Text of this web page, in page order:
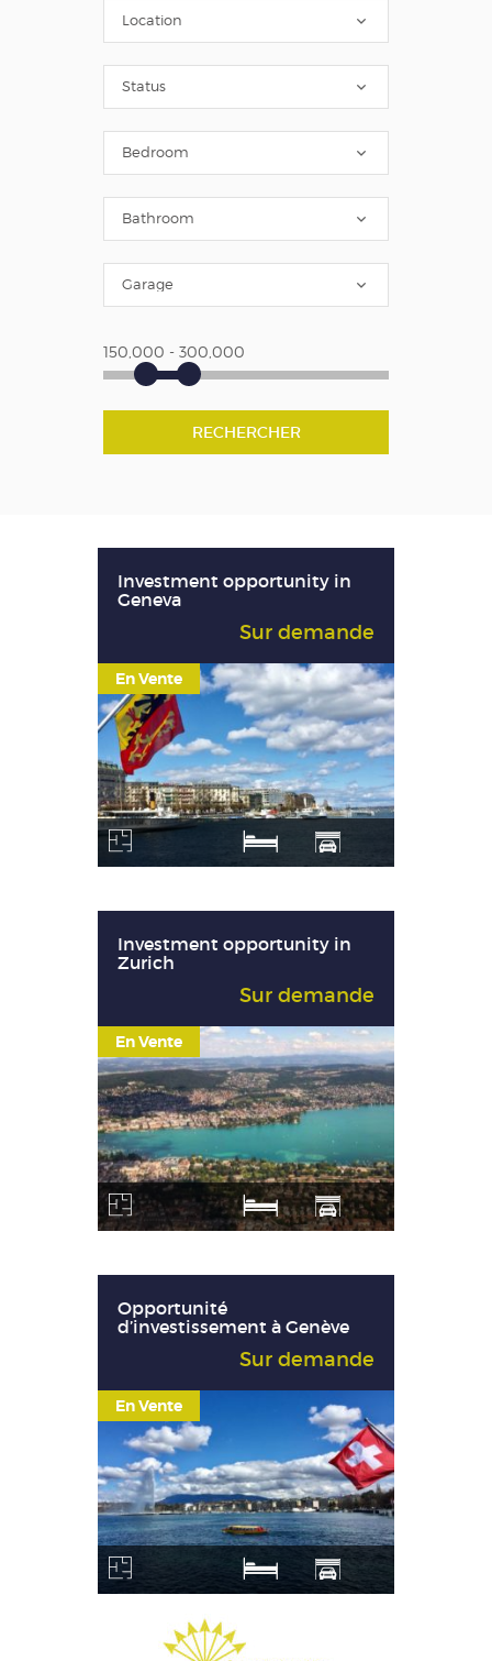
RECHERCHER
Investment opportunity in
Geneva
Sur demande
En Vente
Investment opportunity in
Zurich
Sur demande
En Vente
Opportunité
d’investissement à Genève
Sur demande
En Vente